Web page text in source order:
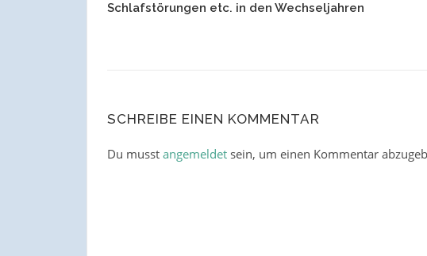
Schlafstörungen etc. in den Wechseljahren
SCHREIBE EINEN KOMMENTAR
Du musst angemeldetsein, um einen Kommentar